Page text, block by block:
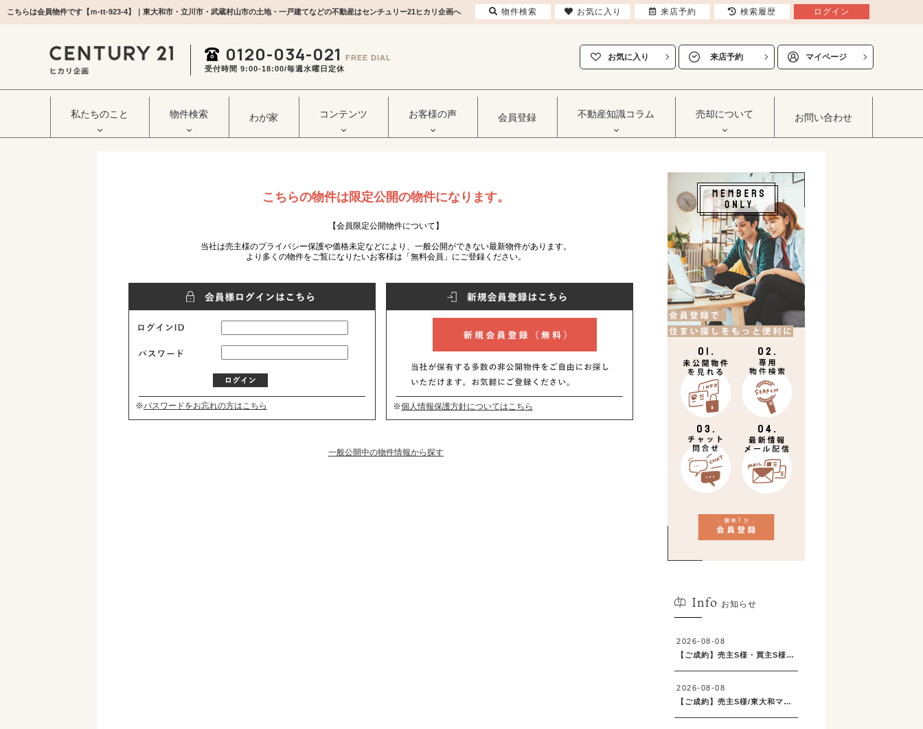
こちらは会員物件です【ｍ-tt-923-4】｜東大和市・立川市・武蔵村山市の土地・一戸建てなどの不動産はセンチュリー21ヒカリ企画へ
0120-034-021
FREE DIAL
受付時間 9:00‐18:00/毎週水曜日定休
お気に入り 来店予約 マイページ
私たちのこと 物件検索 わが家 コンテンツ お客様の声 会員登録 不動産知識コラム 売却について お問い合わせ
こちらの物件は限定公開の物件になります。
【会員限定公開物件について】
当社は売主様のプライバシー保護や価格未定などにより、一般公開ができない最新物件があります。
より多くの物件をご覧になりたいお客様は「無料会員」にご登録ください。
※パスワードをお忘れの方はこちら ※個人情報保護方針についてはこちら
一般公開中の物件情報から探す
Info お知らせ
物件検索 お気に入り 来店予約 検索履歴 ログイン